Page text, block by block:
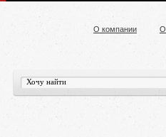
О компании